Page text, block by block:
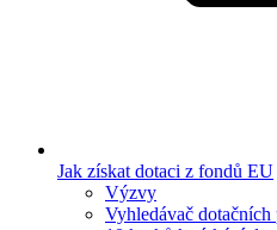
Jak získat dotaci z fondů EU
Výzvy
Vyhledávač